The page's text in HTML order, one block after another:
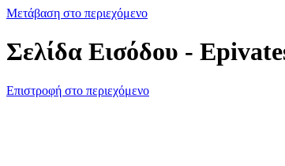
Μετάβαση στο περιεχόμενο
Σελίδα Εισόδου -
Επιστροφή στο περιεχόμενο